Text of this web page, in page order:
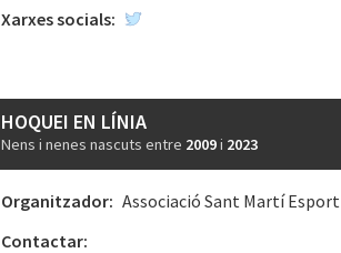
Xarxes socials:
HOQUEI EN LÍNIA
Nens i nenes nascuts entre 2009i 2023
Organitzador: Associació Sant Martí Esport
Contactar: